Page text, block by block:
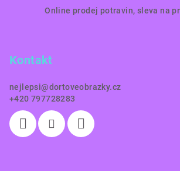
Online prodej potravin, sleva na
Kontakt
nejlepsi@dortoveobrazky.cz
+420 797728283